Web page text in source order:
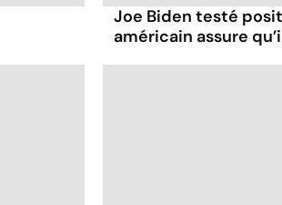
Joe Biden testé
américain assure